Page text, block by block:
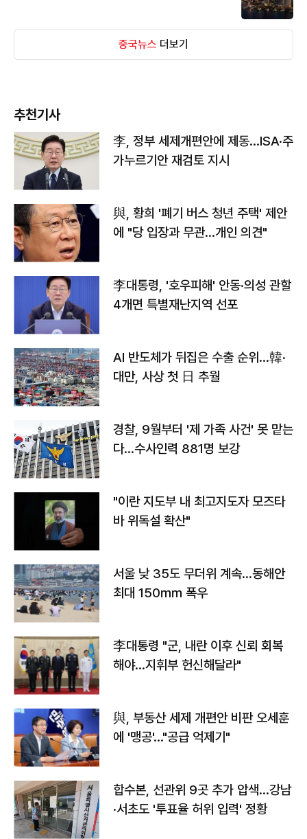
중국뉴스 더보기
추천기사
李, 정부 세제개편안에 제동…ISA·주
가누르기안 재검토 지시
與, 황희 '폐기 버스 청년 주택' 제안
에 "당 입장과 무관…개인 의견"
李대통령, '호우피해' 안동·의성 관할
4개면 특별재난지역 선포
AI 반도체가 뒤집은 수출 순위…韓·
대만, 사상 첫 日 추월
경찰, 9월부터 '제 가족 사건' 못 맡는
다…수사인력 881명 보강
"이란 지도부 내 최고지도자 모즈타
바 위독설 확산"
서울 낮 35도 무더위 계속…동해안
최대 150㎜ 폭우
李대통령 "군, 내란 이후 신뢰 회복
해야…지휘부 헌신해달라"
與, 부동산 세제 개편안 비판 오세훈
에 '맹공'…"공급 억제기"
합수본, 선관위 9곳 추가 압색…강남
·서초도 '투표율 허위 입력' 정황